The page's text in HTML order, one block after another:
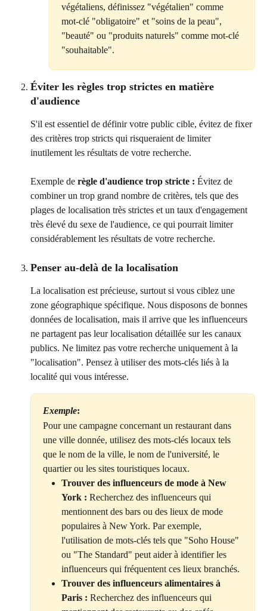
végétaliens, définissez "végétalien" comme
mot-clé "obligatoire" et "soins de la peau",
"beauté" ou "produits naturels" comme mot-clé
"souhaitable".
Éviter les règles trop strictes en matière
d'audience
S'il est essentiel de définir votre public cible, évitez de fixer
des critères trop stricts qui risqueraient de limiter
inutilement les résultats de votre recherche.
Exemple de règle d'audience trop stricte : Évitez de
combiner un trop grand nombre de critères, tels que des
plages de localisation très strictes et un taux d'engagement
très élevé du sexe de l'audience, ce qui pourrait limiter
considérablement les résultats de votre recherche.
Penser au-delà de la localisation
La localisation est précieuse, surtout si vous ciblez une
zone géographique spécifique. Nous disposons de bonnes
données de localisation, mais il arrive que les influenceurs
ne partagent pas leur localisation détaillée sur les canaux
publics. Ne limitez pas votre recherche uniquement à la
"localisation". Pensez à utiliser des mots-clés liés à la
localité qui vous intéresse.
Exemple:
Pour une campagne concernant un restaurant dans
une ville donnée, utilisez des mots-clés locaux tels
que le nom de la ville, le nom de l'université, le
quartier ou les sites touristiques locaux.
Trouver des influenceurs de mode à New
York : Recherchez des influenceurs qui
mentionnent des bars ou des lieux de mode
populaires à New York. Par exemple,
l'utilisation de mots-clés tels que "Soho House"
ou "The Standard" peut aider à identifier les
influenceurs qui fréquentent ces lieux branchés.
Trouver des influenceurs alimentaires à
Paris : Recherchez des influenceurs qui